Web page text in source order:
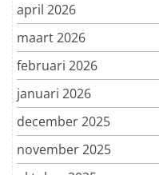
april 2026
maart 2026
februari 2026
januari 2026
december 2025
november 2025